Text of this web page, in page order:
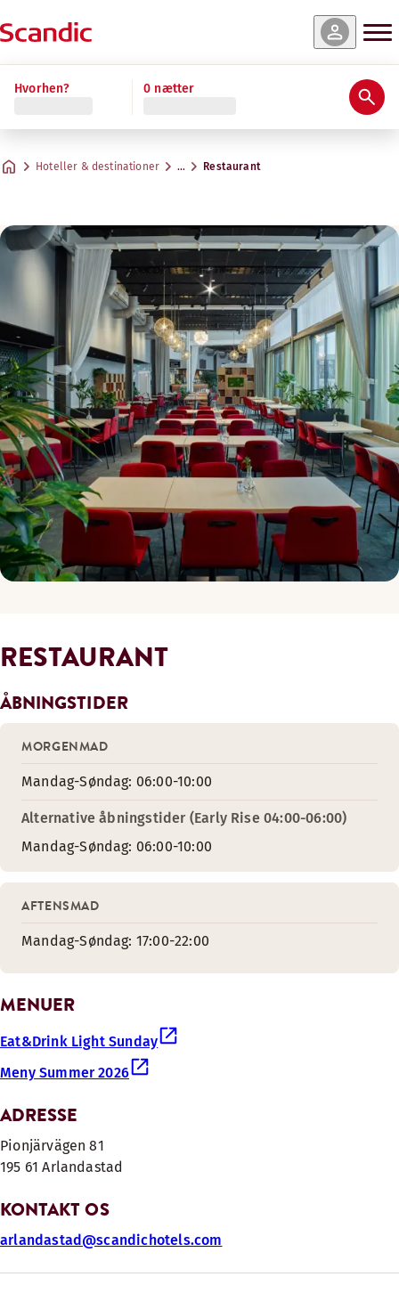
Hvorhen? 0 nætter
Hoteller & destinationer … Restaurant
RESTAURANT
ÅBNINGSTIDER
MORGENMAD
Mandag-Søndag: 06:00-10:00
Alternative åbningstider (Early Rise 04:00-06:00)
Mandag-Søndag: 06:00-10:00
AFTENSMAD
Mandag-Søndag: 17:00-22:00
MENUER
Eat&Drink Light Sunday
Meny Summer 2026
ADRESSE
Pionjärvägen 81
195 61 Arlandastad
KONTAKT OS
arlandastad@scandichotels.com